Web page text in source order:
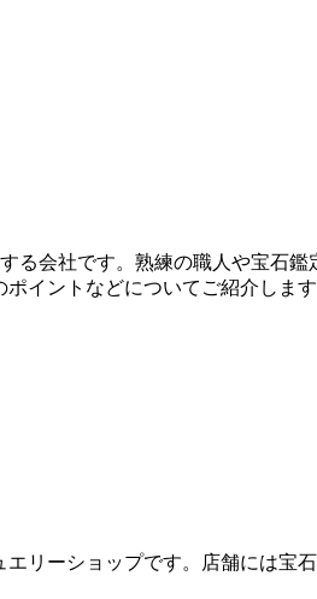
会社です。熟練の職人や宝石
イントなどについてご紹介します
リーショップです。店舗には宝